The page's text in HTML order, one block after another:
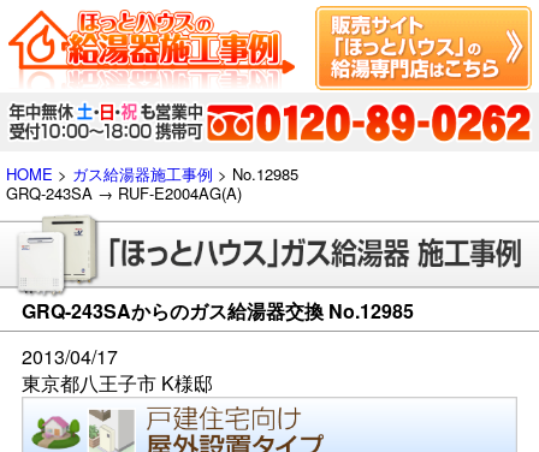
HOME > ガス給湯器施工事例 > No.12985
GRQ-243SA → RUF-E2004AG(A)
GRQ-243SAからのガス給湯器交換 No.12985
2013/04/17
東京都八王子市 K様邸